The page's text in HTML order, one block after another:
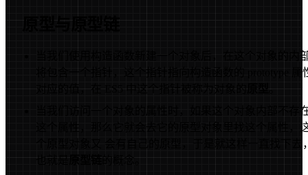
原型与原型链
当我们使用构造函数新建一个对象后，在这个对象的内
将包含一个指针，这个指针指向构造函数的 prototype 属
对应的值，在 ES5 中这个指针被称为对象的 原型 。
当我们访问一个对象的属性时，如果这个对象内部不存
这个属性，那么它就会去它的原型对象里找这个属性，
个原型对象又 会有自己的原型，于是就这样一直找下去
也就是原型链的概念。